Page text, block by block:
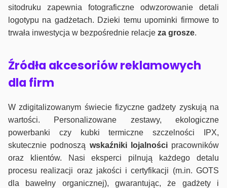
sitodruku zapewnia fotograficzne odwzorowanie detali
logotypu na gadżetach. Dzieki temu upominki firmowe to
trwała inwestycja w bezpośrednie relacje za grosze.
Źródła akcesoriów reklamowych
dla firm
W zdigitalizowanym świecie fizyczne gadżety zyskują na
wartości. Personalizowane zestawy, ekologiczne
powerbanki czy kubki termiczne szczelności IPX,
skutecznie podnoszą wskaźniki lojalnościpracowników
oraz klientów. Nasi eksperci pilnują każdego detalu
procesu realizacji oraz jakości i certyfikacji (m.in. GOTS
dla bawełny organicznej), gwarantując, że gadżety i